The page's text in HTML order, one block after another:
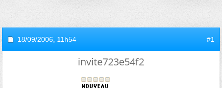
18/09/2006, 11h54 #1
invite723e54f2